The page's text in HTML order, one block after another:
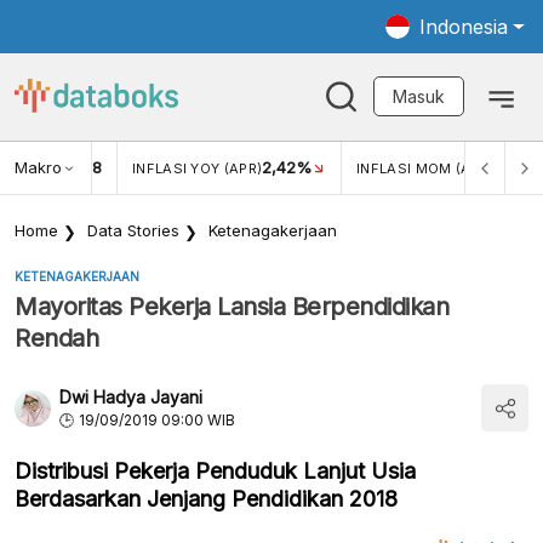
Indonesia
Masuk
Makro
USD/IDR 18 INFLASI YOY (APR)2,42% INFLASI MOM (APR) 0,13%
Home Data Stories Ketenagakerjaan
KETENAGAKERJAAN
Mayoritas Pekerja Lansia Berpendidikan
Rendah
Dwi Hadya Jayani
19/09/2019 09:00 WIB
Distribusi Pekerja Penduduk Lanjut Usia
Berdasarkan Jenjang Pendidikan 2018